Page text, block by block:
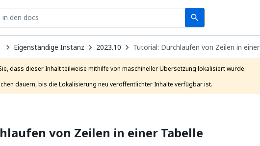
search
Search
Eigenständige Instanz 2023.10 Tutorial: Durchlaufen von Zeilen in
dass dieser Inhalt teilweise mithilfe von maschineller Übersetzung lokalisiert wurde.
dauern, bis die Lokalisierung neu veröffentlichter Inhalte verfügbar ist.
von Zeilen in einer Tabelle